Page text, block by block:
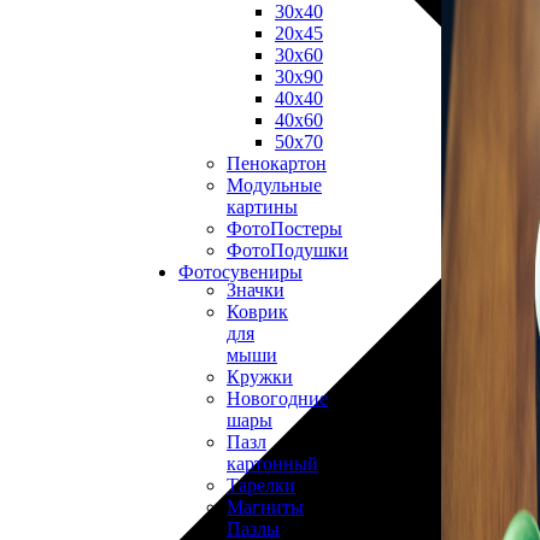
30х40
20х45
30х60
30х90
40х40
40х60
50х70
Пенокартон
Модульные
картины
ФотоПостеры
ФотоПодушки
Фотоcувениры
Значки
Коврик
для
мыши
Кружки
Новогодние
шары
Пазл
картонный
Тарелки
Магниты
Пазлы